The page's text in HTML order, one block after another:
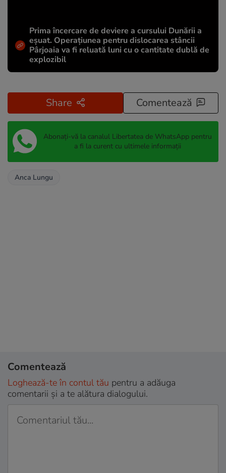
Prima încercare de deviere a cursului Dunării a
eșuat. Operațiunea pentru dislocarea stâncii
Pârjoaia va fi reluată luni cu o cantitate dublă de
explozibil
Share Comentează
Abonați-vă la canalul Libertatea de WhatsApp pentru
a fi la curent cu ultimele informații
Anca Lungu
Comentează
Loghează-te în contul tău pentru a adăuga
comentarii și a te alătura dialogului.